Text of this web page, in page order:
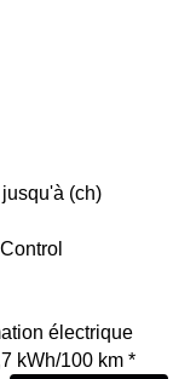
(ch)
électrique
kWh/100 km *